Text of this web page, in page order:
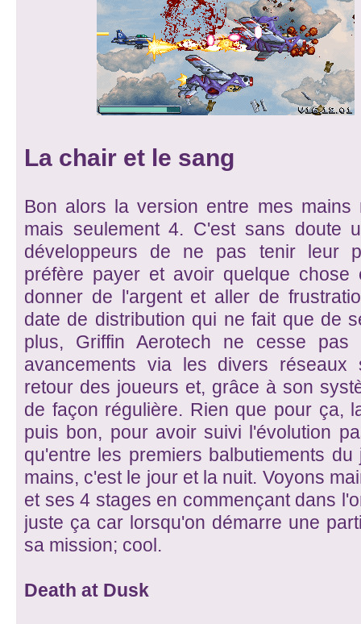
La chair et le sang
Bon alors la version entre mes
mais seulement 4. C'est sans doute
développeurs de ne pas tenir leur
préfère payer et avoir quelque
donner de l'argent et aller de
date de distribution qui ne fait que de
plus, Griffin Aerotech ne cesse pas
avancements via les divers réseaux
retour des joueurs et, grâce à son
de façon régulière. Rien que pour ça,
puis bon, pour avoir suivi l'évolution
qu'entre les premiers balbutiements
mains, c'est le jour et la nuit. Voyons
et ses 4 stages en commençant dans
juste ça car lorsqu'on démarre une
sa mission; cool.
Death at Dusk